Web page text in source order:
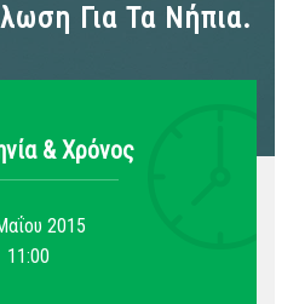
Για Τα Νήπια.
& Xρόνος
2015
11:00